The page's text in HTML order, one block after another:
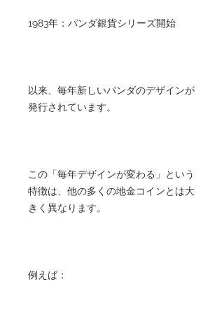
1983年：パンダ銀貨シリーズ開始
以来、毎年新しいパンダのデザインが
発行されています。
この「毎年デザインが変わる」という
特徴は、他の多くの地金コインとは大
きく異なります。
例えば：